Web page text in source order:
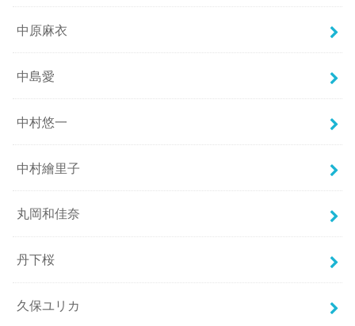
中原麻衣
中島愛
中村悠一
中村繪里子
丸岡和佳奈
丹下桜
久保ユリカ